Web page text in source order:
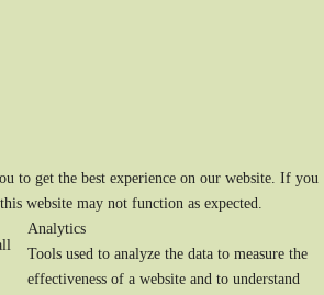
to get the best experience on our website. If you
website may not function as expected.
Analytics
Tools used to analyze the data to measure the
effectiveness of a website and to understand